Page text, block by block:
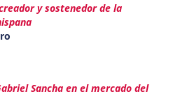
y sostenedor de la
Sancha en el mercado del